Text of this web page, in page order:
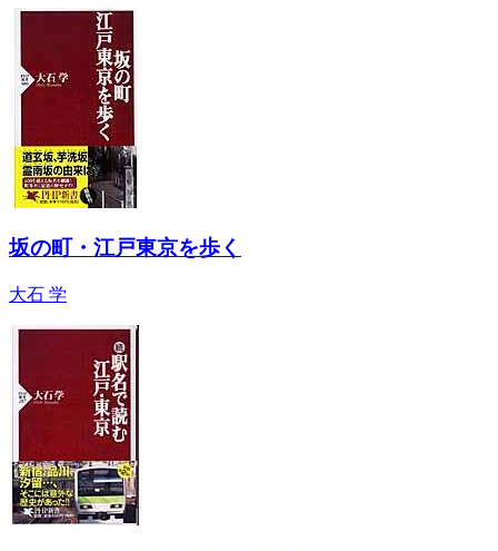
坂の町・江戸東京を歩く
大石 学